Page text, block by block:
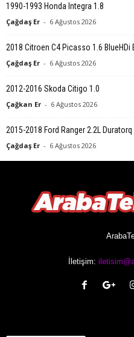
1990-1993 Honda Integra 1.8
Çağdaş Er - 6 Ağustos 2026
2018 Citroen C4 Picasso 1.6 BlueHDi
Çağdaş Er - 6 Ağustos 2026
2012-2016 Skoda Citigo 1.0
Çağkan Er - 6 Ağustos 2026
2015-2018 Ford Ranger 2.2L Duratorq
Çağdaş Er - 6 Ağustos 2026
İletişim: